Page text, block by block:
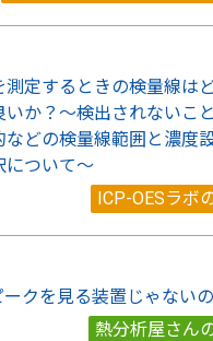
測定するときの検量線は
いか？～検出されないこ
などの検量線範囲と濃度
について～
ICP-OESラボ
ークを見る装置じゃない
熱分析屋さん